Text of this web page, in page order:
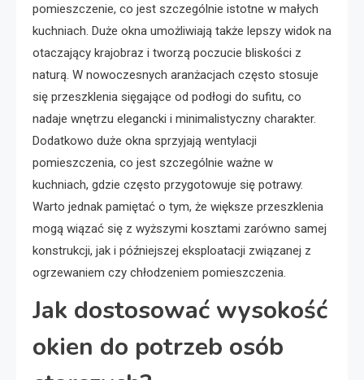
pomieszczenie, co jest szczególnie istotne w małych
kuchniach. Duże okna umożliwiają także lepszy widok na
otaczający krajobraz i tworzą poczucie bliskości z
naturą. W nowoczesnych aranżacjach często stosuje
się przeszklenia sięgające od podłogi do sufitu, co
nadaje wnętrzu elegancki i minimalistyczny charakter.
Dodatkowo duże okna sprzyjają wentylacji
pomieszczenia, co jest szczególnie ważne w
kuchniach, gdzie często przygotowuje się potrawy.
Warto jednak pamiętać o tym, że większe przeszklenia
mogą wiązać się z wyższymi kosztami zarówno samej
konstrukcji, jak i późniejszej eksploatacji związanej z
ogrzewaniem czy chłodzeniem pomieszczenia.
Jak dostosować wysokość
okien do potrzeb osób